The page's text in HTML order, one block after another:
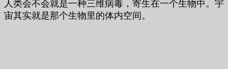
人类会不会就是一种三维病毒，寄生在一个生物中。宇
宙其实就是那个生物里的体内空间。